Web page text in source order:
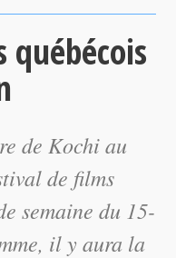
de Kochi au
de films
semaine du 15-
il y aura la